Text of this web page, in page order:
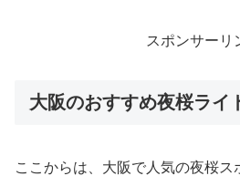
スポンサーリ
大阪のおすすめ夜桜ライ
ここからは、大阪で人気の夜桜ス